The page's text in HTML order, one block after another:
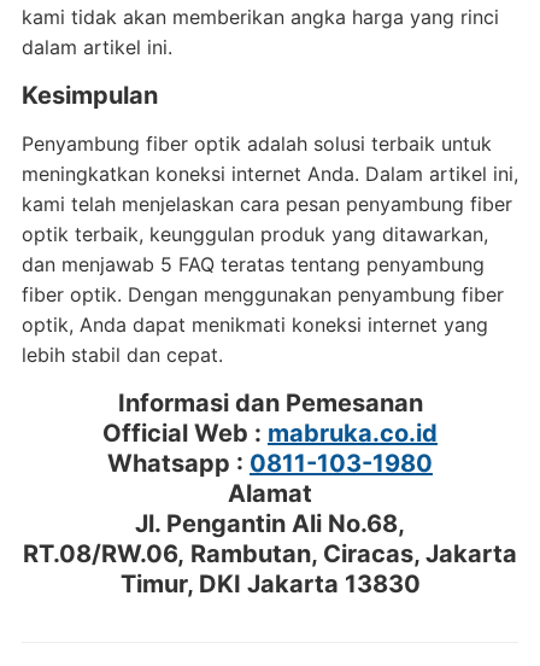
kami tidak akan memberikan angka harga yang rinci
dalam artikel ini.
Kesimpulan
Penyambung fiber optik adalah solusi terbaik untuk
meningkatkan koneksi internet Anda. Dalam artikel ini,
kami telah menjelaskan cara pesan penyambung fiber
optik terbaik, keunggulan produk yang ditawarkan,
dan menjawab 5 FAQ teratas tentang penyambung
fiber optik. Dengan menggunakan penyambung fiber
optik, Anda dapat menikmati koneksi internet yang
lebih stabil dan cepat.
Informasi dan Pemesanan
Official Web : mabruka.co.id
Whatsapp : 0811-103-1980
Alamat
Jl. Pengantin Ali No.68,
RT.08/RW.06, Rambutan, Ciracas, Jakarta
Timur, DKI Jakarta 13830